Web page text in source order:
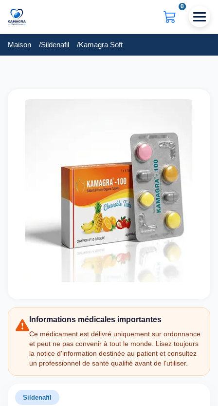
0
Maison Sildenafil Kamagra Soft
Informations médicales importantes
Ce médicament est délivré uniquement sur ordonnance
et peut ne pas convenir à tout le monde. Lisez toujours
la notice d'information destinée au patient et consultez
un professionnel de santé qualifié avant de l'utiliser.
Sildenafil